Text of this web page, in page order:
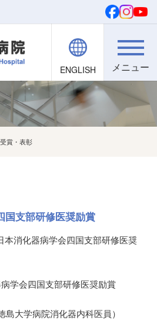
ご寄付
ENGLISH 検索
院内職員向け
文字・背景
賞・表彰
国支部研修医奨励賞
本消化器病学会四国支部研修医奨
学会四国支部研修医奨励賞
大学病院消化器内科医員）